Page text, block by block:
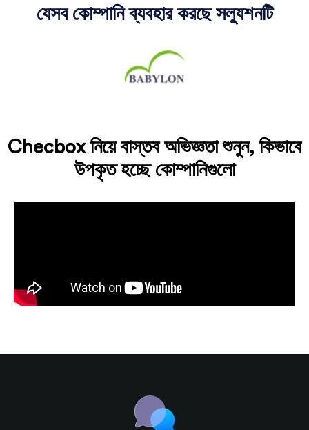
যেসব কোম্পানি ব্যবহার করছে সল্যুশনটি
Checbox নিয়ে বাস্তব অভিজ্ঞতা শুনুন, কিভাবে
উপকৃত হচ্ছে কোম্পানিগুলো